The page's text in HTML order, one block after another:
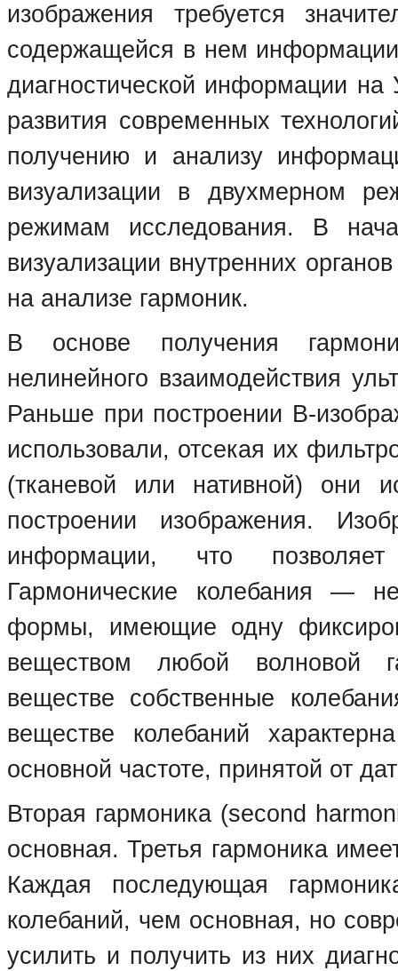
изображения требуется
содержащейся в нем
диагностической информации
развития современных
получению и анализу
визуализации в двухмерном
режимам исследования. В
визуализации внутренних
на анализе гармоник.
В основе получения
нелинейного взаимодействия
Раньше при построении В-
использовали, отсекая их
(тканевой или нативной) они
построении изображения.
информации, что позволяет
Гармонические колебания —
формы, имеющие одну
веществом любой волновой
веществе собственные
веществе колебаний
основной частоте, принятой от
Вторая гармоника (second
основная. Третья гармоника
Каждая последующая
колебаний, чем основная, но
усилить и получить из них